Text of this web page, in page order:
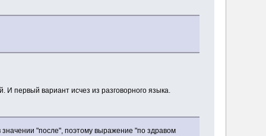
первый вариант исчез из разговорного языка.
"после", поэтому выражение "по здравом